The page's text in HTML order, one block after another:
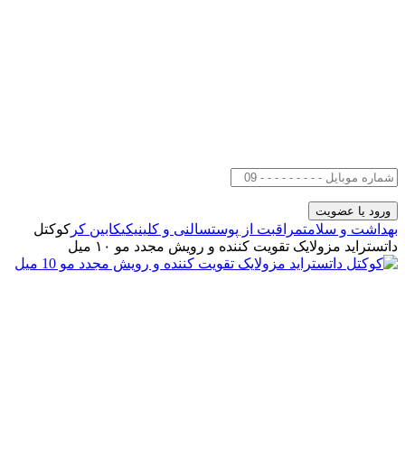
بهداشت و سلامتمراقبت از پوستسالنی و کلینیکیکابین کر کوکتل
داتستراید مزولایک تقویت کننده و رویش مجدد مو ۱۰ میل